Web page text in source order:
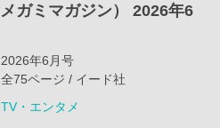
ガミマガジン） 2026年6
2026年6月号
全75ページ / イード社
TV・エンタメ